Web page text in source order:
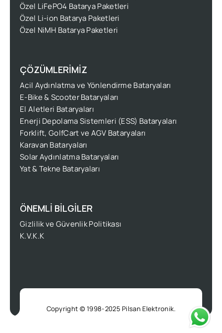
Özel LiFePO4 Batarya Paketleri
Özel Li-ion Batarya Paketleri
Özel NiMH Batarya Paketleri
ÇÖZÜMLERİMİZ
Acil Aydınlatma ve Yönlendirme Bataryaları
E-Bike & Scooter Bataryaları
El Aletleri Bataryaları
Enerji Depolama Sistemleri (ESS) Bataryaları
Forklift, GolfCart ve AGV Bataryaları
Karavan Bataryaları
Solar Aydınlatma Bataryaları
Yat & Tekne Bataryaları
ÖNEMLİ BİLGİLER
Gizlilik ve Güvenlik Politikası
K.V.K.K
Copyright © 1998-2025 Pilsan Elektronik.